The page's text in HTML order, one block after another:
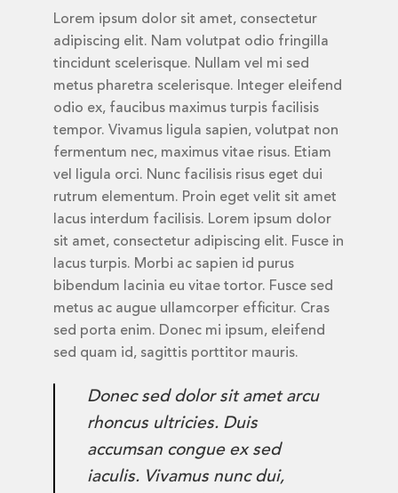
Lorem ipsum dolor sit amet, consectetur
adipiscing elit. Nam volutpat odio fringilla
tincidunt scelerisque. Nullam vel mi sed
metus pharetra scelerisque. Integer eleifend
odio ex, faucibus maximus turpis facilisis
tempor. Vivamus ligula sapien, volutpat non
fermentum nec, maximus vitae risus. Etiam
vel ligula orci. Nunc facilisis risus eget dui
rutrum elementum. Proin eget velit sit amet
lacus interdum facilisis. Lorem ipsum dolor
sit amet, consectetur adipiscing elit. Fusce in
lacus turpis. Morbi ac sapien id purus
bibendum lacinia eu vitae tortor. Fusce sed
metus ac augue ullamcorper efficitur. Cras
sed porta enim. Donec mi ipsum, eleifend
sed quam id, sagittis porttitor mauris.
Donec sed dolor sit amet arcu
rhoncus ultricies. Duis
accumsan congue ex sed
iaculis. Vivamus nunc dui,